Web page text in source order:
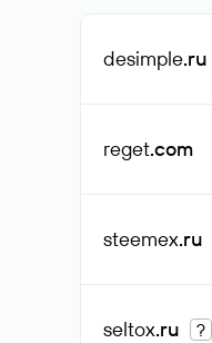
desimple.ru
reget.com
steemex.ru
seltox.ru ?